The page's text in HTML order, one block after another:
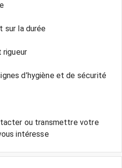
sur la durée
rigueur
d’hygiène et de sécurité
ou transmettre votre
candidature si le poste vous intéresse